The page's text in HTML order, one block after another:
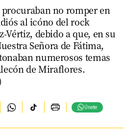
procuraban no romper en
al icóno del rock
Vértiz, debido a que, en su
Señora de Fátima,
numerosos temas
de Miraflores.
Únete